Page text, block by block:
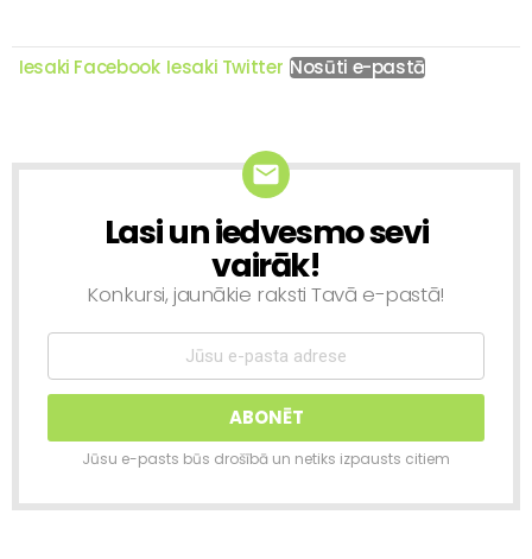
Iesaki Facebook Iesaki Twitter Nosūti e-pastā
NEWSLETTER
Lasi un iedvesmo sevi
vairāk!
Konkursi, jaunākie raksti Tavā e-pastā!
Jūsu e-pasts būs drošībā un netiks izpausts citiem